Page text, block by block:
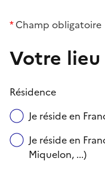
*Champ obligatoire
Votre lieu
Résidence
Je réside en
Je réside en
Miquelon, ...)